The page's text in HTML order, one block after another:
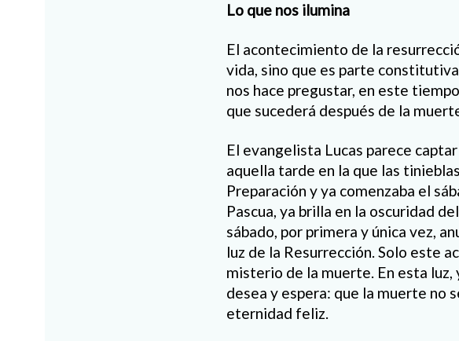
Lo que nos ilumina
El acontecimiento de la
vida, sino que es parte
nos hace pregustar, en este
que sucederá después de la
El evangelista Lucas parece
aquella tarde en la que las
Preparación y ya comenzaba el
Pascua, ya brilla en la oscuridad
sábado, por primera y única vez,
luz de la Resurrección. Solo este
misterio de la muerte. En esta luz,
desea y espera: que la muerte no
eternidad feliz.